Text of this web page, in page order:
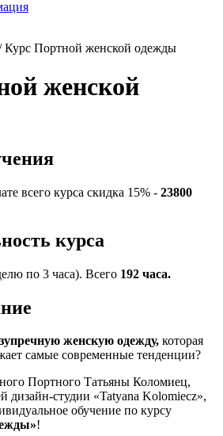
Курс Портной женской одежды
женской
всего курса скидка 15% - 23800
курса
по 3 часа). Всего 192 часа.
женскую одежду, которая
самые современные тенденции?
Портного Татьяны Коломиец,
дизайн-студии «Tatyana Kolomiecz»,
обучение по курсу
!